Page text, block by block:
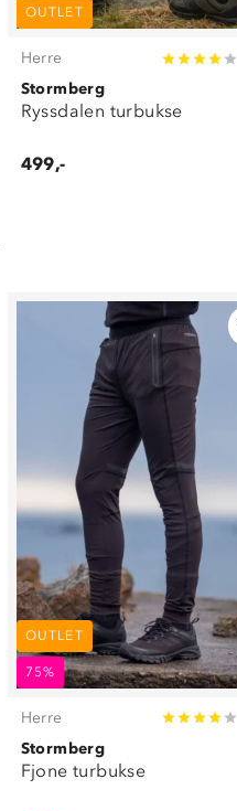
OUTLET
Herre
Stormberg
Ryssdalen turbukse
499,-
OUTLET
75%
Herre
Stormberg
Fjone turbukse